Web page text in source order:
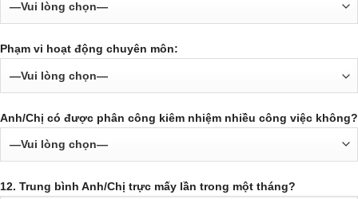
Phạm vi hoạt động chuyên môn:
Anh/Chị có được phân công kiêm nhiệm nhiều công việc không?
12. Trung bình Anh/Chị trực mấy lần trong một tháng?